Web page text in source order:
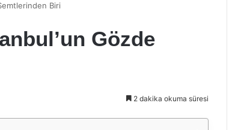
Biri
Gözde
2 dakika okuma süresi